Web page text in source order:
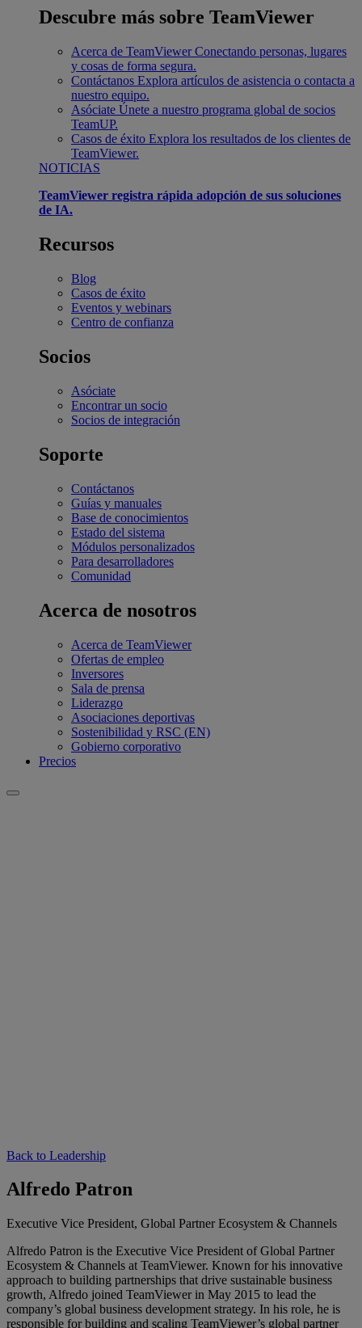
Descubre más sobre TeamViewer
Acerca de TeamViewer Conectando personas, lugares
y cosas de forma segura.
Contáctanos Explora artículos de asistencia o contacta a
nuestro equipo.
Asóciate Únete a nuestro programa global de socios
TeamUP.
Casos de éxito Explora los resultados de los clientes de
TeamViewer.
NOTICIAS
TeamViewer registra rápida adopción de sus soluciones
de IA.
Recursos
Blog
Casos de éxito
Eventos y webinars
Centro de confianza
Socios
Asóciate
Encontrar un socio
Socios de integración
Soporte
Contáctanos
Guías y manuales
Base de conocimientos
Estado del sistema
Módulos personalizados
Para desarrolladores
Comunidad
Acerca de nosotros
Acerca de TeamViewer
Ofertas de empleo
Inversores
Sala de prensa
Liderazgo
Asociaciones deportivas
Sostenibilidad y RSC (EN)
Gobierno corporativo
Precios
Back to Leadership
Alfredo Patron
Executive Vice President, Global Partner Ecosystem & Channels
Alfredo Patron is the Executive Vice President of Global Partner
Ecosystem & Channels at TeamViewer. Known for his innovative
approach to building partnerships that drive sustainable business
growth, Alfredo joined TeamViewer in May 2015 to lead the
company’s global business development strategy. In his role, he is
responsible for building and scaling TeamViewer’s global partner